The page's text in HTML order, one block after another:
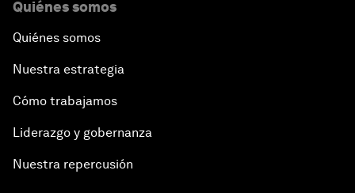
Quiénes somos
Quiénes somos
Nuestra estrategia
Cómo trabajamos
Liderazgo y gobernanza
Nuestra repercusión